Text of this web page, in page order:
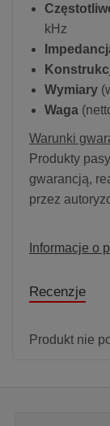
kHz
Wymiary
Waga
Warunki
Produkty
gwarancją,
przez
Informacje o
Recenzje
Produkt nie